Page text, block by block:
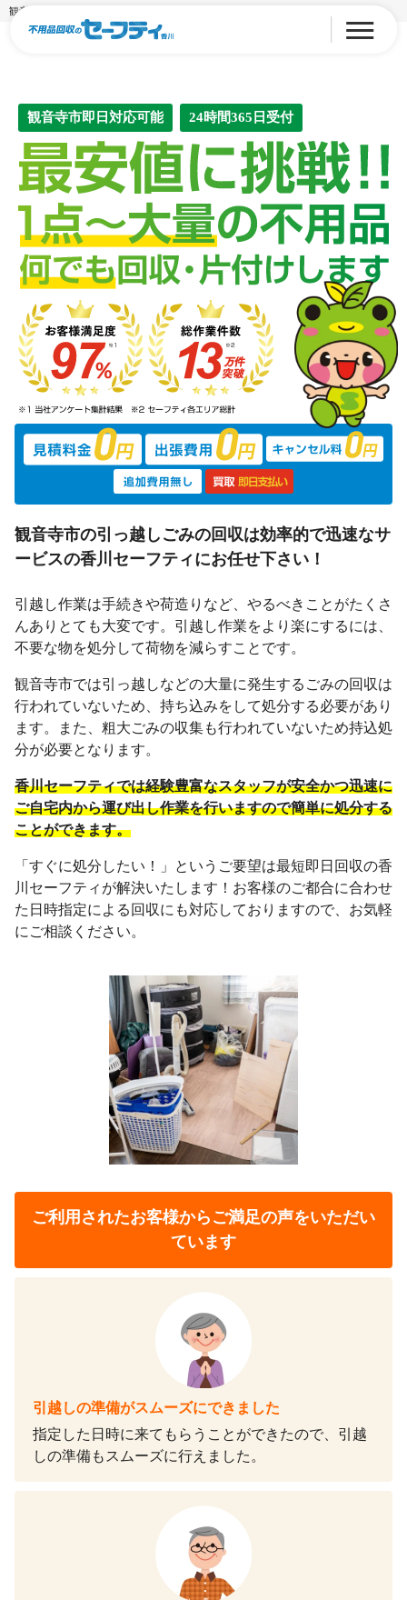
観音寺市の引っ越しゴミ回収
観音寺市即日対応可能 24時間365日受付
観音寺市の引っ越しごみの回収は効率的で迅速なサ
ービスの香川セーフティにお任せ下さい！
引越し作業は手続きや荷造りなど、やるべきことがたくさ
んありとても大変です。引越し作業をより楽にするには、
不要な物を処分して荷物を減らすことです。
観音寺市では引っ越しなどの大量に発生するごみの回収は
行われていないため、持ち込みをして処分する必要があり
ます。また、粗大ごみの収集も行われていないため持込処
分が必要となります。
香川セーフティでは経験豊富なスタッフが安全かつ迅速に
ご自宅内から運び出し作業を行いますので簡単に処分する
ことができます。
「すぐに処分したい！」というご要望は最短即日回収の香
川セーフティが解決いたします！お客様のご都合に合わせ
た日時指定による回収にも対応しておりますので、お気軽
にご相談ください。
ご利用されたお客様から ご満足の声をいただい
ています
引越しの準備がスムーズにできました
指定した日時に来てもらうことができたので、引越
しの準備もスムーズに行えました。